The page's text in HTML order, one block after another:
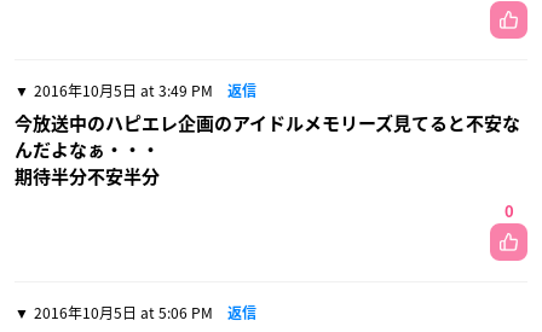
2016年10月5日 at 3:49 PM 返信
今放送中のハピエレ企画のアイドルメモリーズ見てると不安な
んだよなぁ・・・
期待半分不安半分
0
2016年10月5日 at 5:06 PM 返信